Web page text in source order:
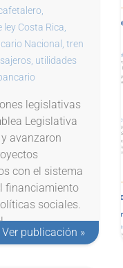
ley Costa Rica
Nacional
tren
utilidades
legislativas
Legislativa
avanzaron
con el sistema
financiamiento
sociales.
Ver publicación »